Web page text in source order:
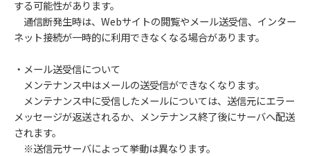
する可能性があります。
通信断発生時は、Webサイトの閲覧やメール送受信、インター
ネット接続が一時的に利用できなくなる場合があります。
・メール送受信について
メンテナンス中はメールの送受信ができなくなります。
メンテナンス中に受信したメールについては、送信元にエラー
メッセージが返送されるか、メンテナンス終了後にサーバへ配送
されます。
※送信元サーバによって挙動は異なります。